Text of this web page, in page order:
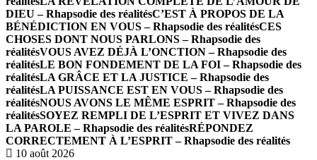
DIEU – Rhapsodie des réalitésC’EST À PROPOS DE LA
BÉNÉDICTION EN VOUS – Rhapsodie des réalitésCES
CHOSES DONT NOUS PARLONS – Rhapsodie des
réalitésVOUS AVEZ DÉJÀ L’ONCTION – Rhapsodie des
réalitésLE BON FONDEMENT DE LA FOI – Rhapsodie des
réalitésLA GRÂCE ET LA JUSTICE – Rhapsodie des
réalitésLA PUISSANCE EST EN VOUS – Rhapsodie des
réalitésNOUS AVONS LE MÊME ESPRIT – Rhapsodie des
réalitésSOYEZ REMPLI DE L’ESPRIT ET VIVEZ DANS
LA PAROLE – Rhapsodie des réalitésRÉPONDEZ
CORRECTEMENT À L’ESPRIT – Rhapsodie des réalités
10 août 2026